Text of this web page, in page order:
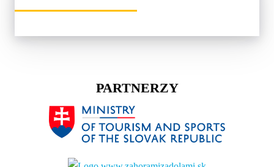
PARTNERZY